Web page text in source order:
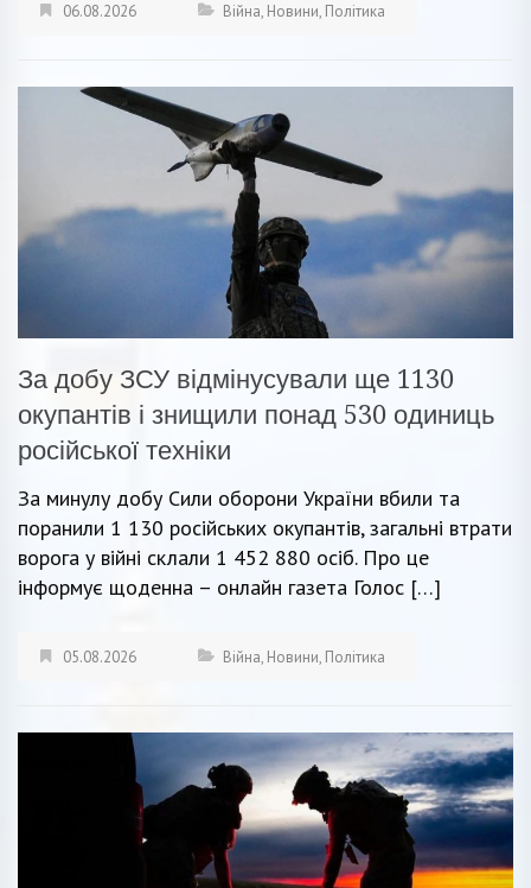
06.08.2026 Війна, Новини, Політика
За добу ЗСУ відмінусували ще 1130
окупантів і знищили понад 530 одиниць
російської техніки
За минулу добу Сили оборони України вбили та
поранили 1 130 російських окупантів, загальні втрати
ворога у війні склали 1 452 880 осіб. Про це
інформує щоденна – онлайн газета Голос […]
05.08.2026 Війна, Новини, Політика